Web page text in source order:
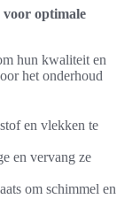
optimale
hun kwaliteit en
het onderhoud
en vlekken te
en vervang ze
om schimmel en